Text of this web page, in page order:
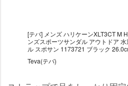
[テバ] メンズ ハリケーンXLT3CT M
ンズスポーツサンダル アウトドア
ル スポサン 1173721 ブラック
Teva(テバ)